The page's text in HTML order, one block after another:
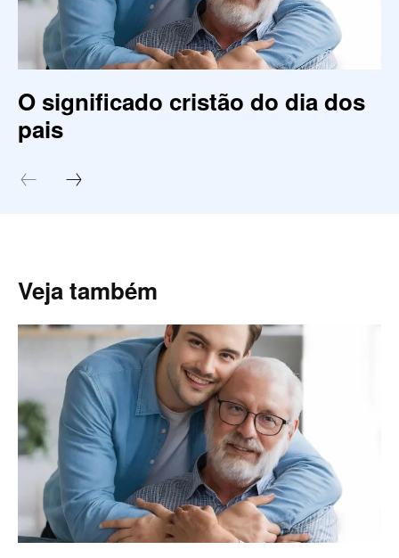
O significado cristão do dia dos
pais
Veja também